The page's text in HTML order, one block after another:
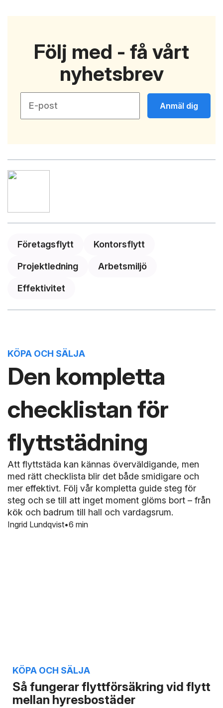
Företagsflytt Kontorsflytt
Projektledning Arbetsmiljö
Effektivitet
Följ med - få vårt
nyhetsbrev
Anmäl dig
Den kompletta
checklistan för
flyttstädning
KÖPA OCH SÄLJA
6 min
Att flyttstäda kan kännas överväldigande, men
med rätt checklista blir det både smidigare och
mer effektivt. Följ vår kompletta guide steg för
steg och se till att inget moment glöms bort – från
kök och badrum till hall och vardagsrum.
Ingrid Lundqvist
Så fungerar flyttförsäkring vid flytt
mellan hyresbostäder
KÖPA OCH SÄLJA